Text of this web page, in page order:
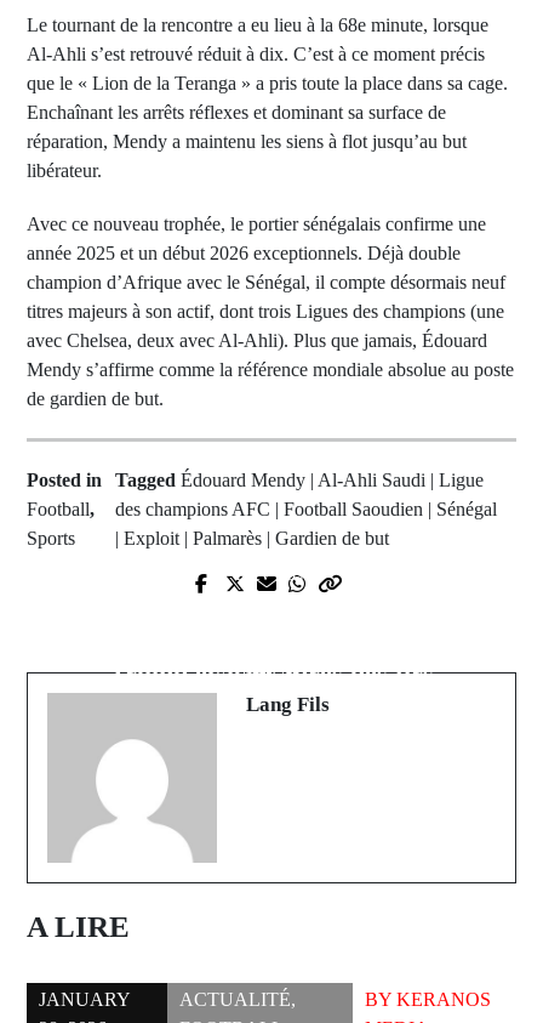
Le tournant de la rencontre a eu lieu à la 68e minute, lorsque
Al-Ahli s’est retrouvé réduit à dix. C’est à ce moment précis
que le « Lion de la Teranga » a pris toute la place dans sa cage.
Enchaînant les arrêts réflexes et dominant sa surface de
réparation, Mendy a maintenu les siens à flot jusqu’au but
libérateur.
Avec ce nouveau trophée, le portier sénégalais confirme une
année 2025 et un début 2026 exceptionnels. Déjà double
champion d’Afrique avec le Sénégal, il compte désormais neuf
titres majeurs à son actif, dont trois Ligues des champions (une
avec Chelsea, deux avec Al-Ahli). Plus que jamais, Édouard
Mendy s’affirme comme la référence mondiale absolue au poste
de gardien de but.
Posted in
Football,
Sports
Tagged Édouard Mendy | Al-Ahli Saudi | Ligue
des champions AFC | Football Saoudien | Sénégal
| Exploit | Palmarès | Gardien de but
Prev Post
2050
Trump évacué après des tirs
Lang Fils
A LIRE
JANUARY
ACTUALITÉ,
BYKERANOS